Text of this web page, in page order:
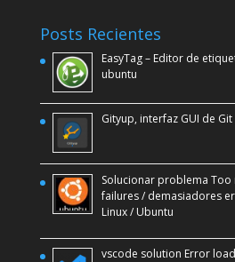
Posts Recientes
EasyTag – Editor de
ubuntu
Gityup, interfaz GUI de
Solucionar problema Too
failures / demasiadores
Linux / Ubuntu
vscode solution Error